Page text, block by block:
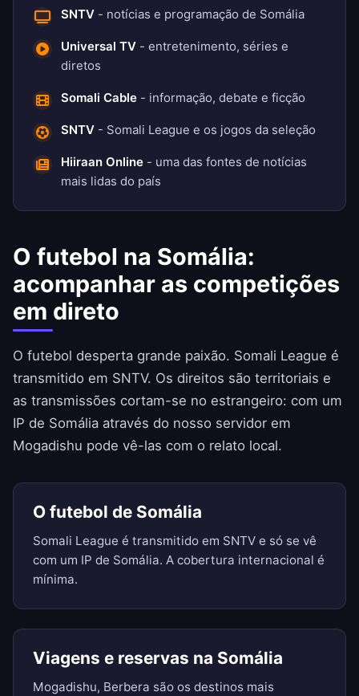
SNTV - notícias e programação de Somália
Universal TV - entretenimento, séries e
diretos
Somali Cable - informação, debate e ficção
SNTV - Somali League e os jogos da seleção
Hiiraan Online - uma das fontes de notícias
mais lidas do país
O futebol na Somália:
acompanhar as competições
em direto
O futebol desperta grande paixão. Somali League é
transmitido em SNTV. Os direitos são territoriais e
as transmissões cortam-se no estrangeiro: com um
IP de Somália através do nosso servidor em
Mogadishu pode vê-las com o relato local.
O futebol de Somália
Somali League é transmitido em SNTV e só se vê
com um IP de Somália. A cobertura internacional é
mínima.
Viagens e reservas na Somália
Mogadishu, Berbera são os destinos mais